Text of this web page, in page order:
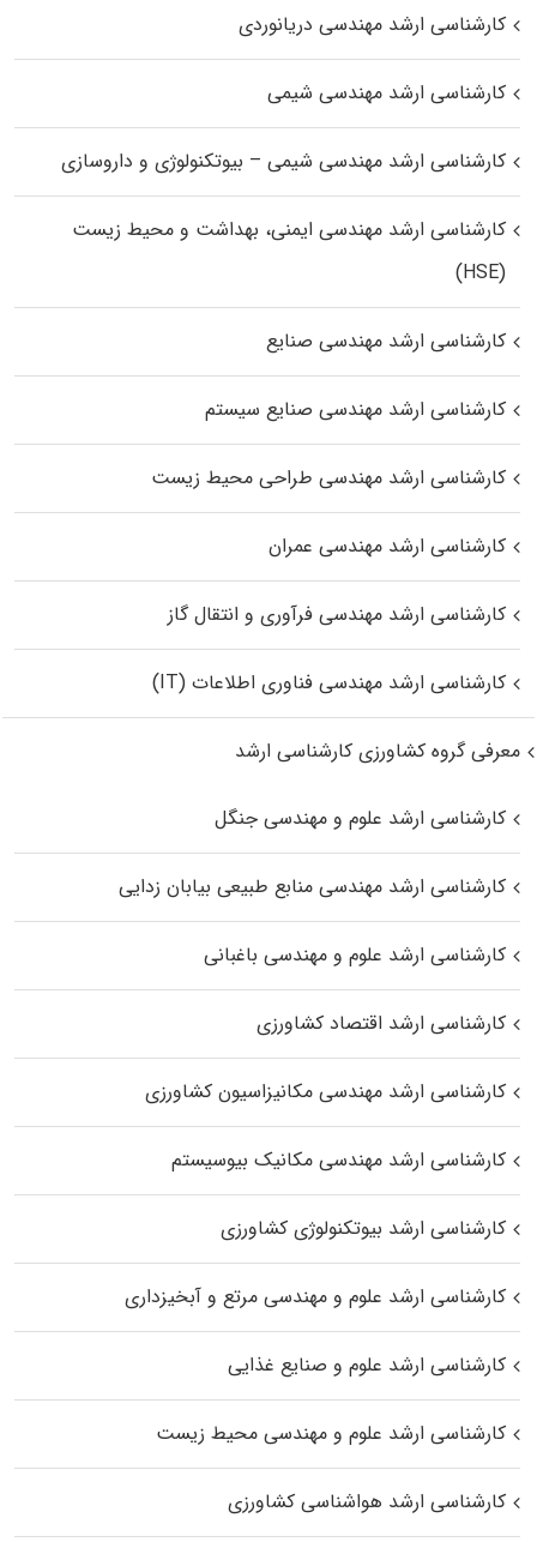
کارشناسی ارشد مهندسی دریانوردی
کارشناسی ارشد مهندسی شیمی
کارشناسی ارشد مهندسی شیمی – بیوتکنولوژی و داروسازی
کارشناسی ارشد مهندسی ایمنی، بهداشت و محیط زیست
(HSE)
کارشناسی ارشد مهندسی صنایع
کارشناسی ارشد مهندسی صنایع سیستم
کارشناسی ارشد مهندسی طراحی محیط زیست
کارشناسی ارشد مهندسی عمران
کارشناسی ارشد مهندسی فرآوری و انتقال گاز
کارشناسی ارشد مهندسی فناوری اطلاعات (IT)
معرفی گروه کشاورزی کارشناسی ارشد
کارشناسی ارشد علوم و مهندسی جنگل
کارشناسی ارشد مهندسی منابع طبیعی بیابان زدایی
کارشناسی ارشد علوم و مهندسی باغبانی
کارشناسی ارشد اقتصاد کشاورزی
کارشناسی ارشد مهندسی مکانیزاسیون کشاورزی
کارشناسی ارشد مهندسی مکانیک بیوسیستم
کارشناسی ارشد بیوتکنولوژی کشاورزی
کارشناسی ارشد علوم و مهندسی مرتع و آبخیزداری
کارشناسی ارشد علوم و صنایع غذایی
کارشناسی ارشد علوم و مهندسی محیط زیست
کارشناسی ارشد هواشناسی کشاورزی